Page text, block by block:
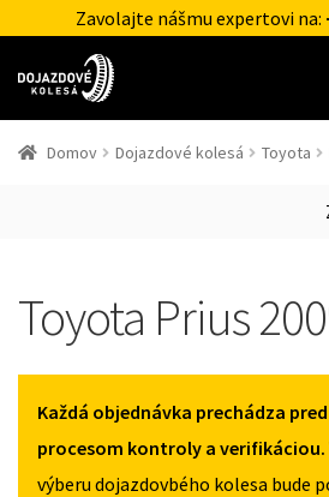
Zavolajte nášmu expertovi na:
Domov Dojazdové kolesá Toyota
Toyota Prius
Každá objednávka prechádza
procesom kontroly a verifikáciou.
výberu dojazdovbého kolesa bude